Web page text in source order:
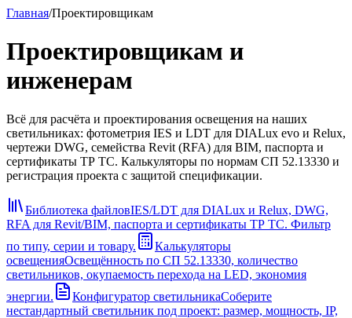
Главная/Проектировщикам
Проектировщикам и
инженерам
Всё для расчёта и проектирования освещения на наших
светильниках: фотометрия IES и LDT для DIALux evo и Relux,
чертежи DWG, семейства Revit (RFA) для BIM, паспорта и
сертификаты ТР ТС. Калькуляторы по нормам СП 52.13330 и
регистрация проекта с защитой спецификации.
Библиотека файловIES/LDT для DIALux и Relux, DWG,
RFA для Revit/BIM, паспорта и сертификаты ТР ТС. Фильтр
по типу, серии и товару.
Калькуляторы
освещенияОсвещённость по СП 52.13330, количество
светильников, окупаемость перехода на LED, экономия
энергии.
Конфигуратор светильникаСоберите
нестандартный светильник под проект: размер, мощность, IP,